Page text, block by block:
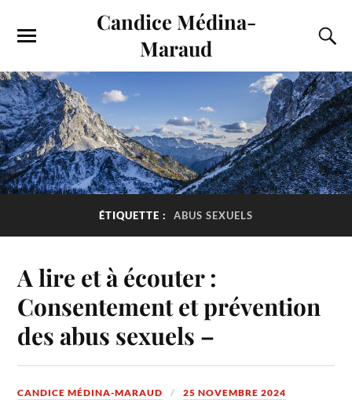
Candice Médina-
Maraud
ÉTIQUETTE : ABUS SEXUELS
A lire et à écouter :
Consentement et prévention
des abus sexuels –
CANDICE MÉDINA-MARAUD 25 NOVEMBRE 2024